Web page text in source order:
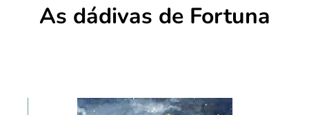
As dádivas de Fortuna